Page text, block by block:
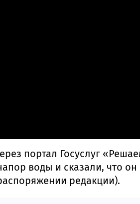
портал Госуслуг
воды и сказали, что
редакции).